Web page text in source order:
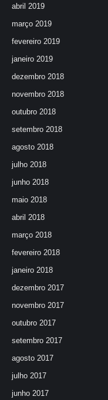
abril 2019
março 2019
fevereiro 2019
janeiro 2019
dezembro 2018
novembro 2018
outubro 2018
setembro 2018
agosto 2018
julho 2018
junho 2018
maio 2018
abril 2018
março 2018
fevereiro 2018
janeiro 2018
dezembro 2017
novembro 2017
outubro 2017
setembro 2017
agosto 2017
julho 2017
junho 2017